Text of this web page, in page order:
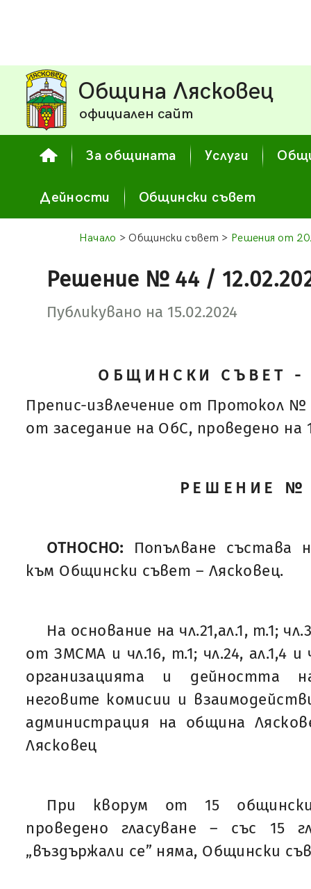
Община Лясковец
официален сайт
За общината Услуги
Дейности Общински съвет
Начало > Общински съвет > Решения от
Решение № 44 /
Публикувано на 15.02.2024
ОБЩИНСКИ СЪВЕТ -
Препис-извлечение от Протокол №
от заседание на ОбС, проведено на
РЕШЕНИЕ №
ОТНОСНО: Попълване състава
към Общински съвет – Лясковец.
На основание на чл.21,ал.1, т.1;
от ЗМСМА и чл.16, т.1; чл.24, ал.1,4
организацията и дейността
неговите комисии и
администрация на община
Лясковец
При кворум от 15
проведено гласуване – със 15
„въздържали се” няма, Общински